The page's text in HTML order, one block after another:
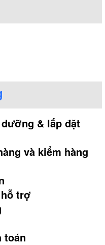
dưỡng & lắp đặt
và kiểm hàng
hỗ trợ
toán